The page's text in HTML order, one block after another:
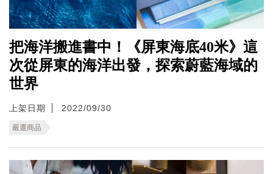
把海洋搬進書中！《屏東海底40米》這
次從屏東的海洋出發，探索蔚藍海域的
世界
上架日期 2022/09/30
嚴選商品